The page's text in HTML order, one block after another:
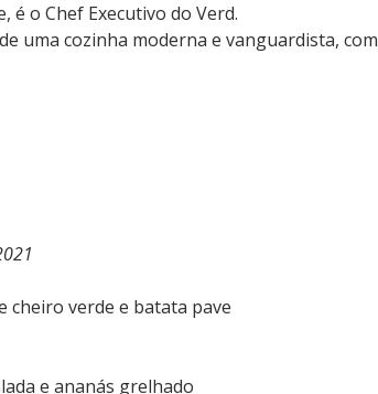
é o Chef Executivo do Verd.
uma cozinha moderna e vanguardista, com
cheiro verde e batata pave
e ananás grelhado